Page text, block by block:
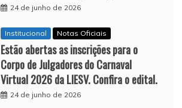
24 de junho de 2026
Institucional Notas Oficiais
Estão abertas as inscrições para o
Corpo de Julgadores do Carnaval
Virtual 2026 da LIESV. Confira o edital.
24 de junho de 2026